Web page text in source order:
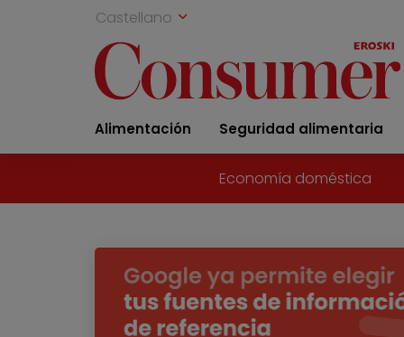
Castellano
Alimentación Seguridad alimentaria
Economía doméstica